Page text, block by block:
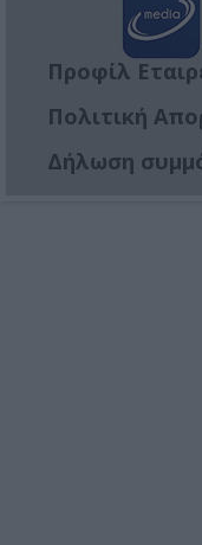
Προφίλ
Πολιτική
Δήλωση